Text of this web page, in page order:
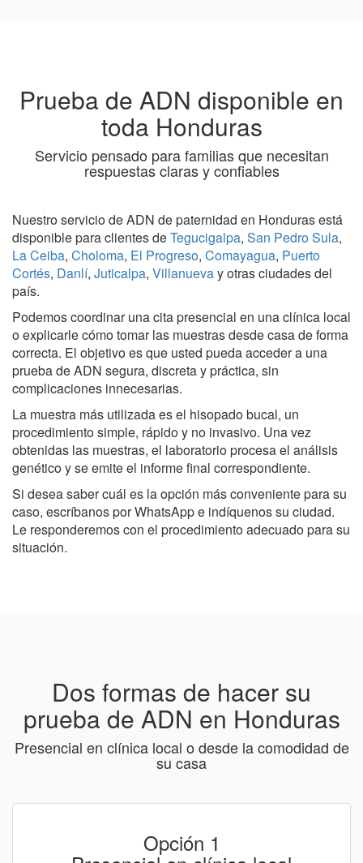
Prueba de ADN disponible en
toda Honduras
Servicio pensado para familias que necesitan
respuestas claras y confiables
Nuestro servicio de ADN de paternidad en Honduras está
disponible para clientes deTegucigalpa, San Pedro Sula,
La Ceiba, Choloma, El Progreso, Comayagua, Puerto
Cortés, Danlí, Juticalpa, Villanuevay otras ciudades del
país.
Podemos coordinar una cita presencial en una clínica local
o explicarle cómo tomar las muestras desde casa de forma
correcta. El objetivo es que usted pueda acceder a una
prueba de ADN segura, discreta y práctica, sin
complicaciones innecesarias.
La muestra más utilizada es el hisopado bucal, un
procedimiento simple, rápido y no invasivo. Una vez
obtenidas las muestras, el laboratorio procesa el análisis
genético y se emite el informe final correspondiente.
Si desea saber cuál es la opción más conveniente para su
caso, escríbanos por WhatsApp e indíquenos su ciudad.
Le responderemos con el procedimiento adecuado para su
situación.
Dos formas de hacer su
prueba de ADN en Honduras
Presencial en clínica local o desde la comodidad de
su casa
Opción 1